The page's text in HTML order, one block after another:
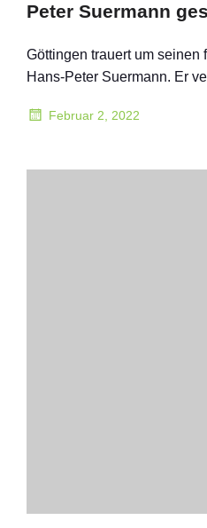
Peter Suermann
Göttingen trauert um seinen
Hans-Peter Suermann. Er
Februar 2, 2022